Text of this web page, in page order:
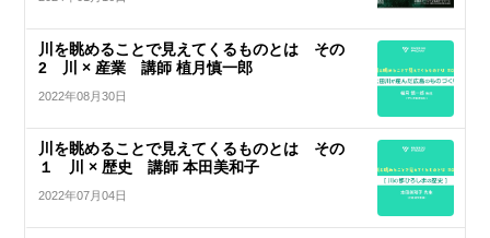
川を眺めることで見えてくるものとは その
2 川 × 産業 講師 植月慎一郎
2022年08月30日
川を眺めることで見えてくるものとは その
１ 川 × 歴史 講師 本田美和子
2022年07月04日